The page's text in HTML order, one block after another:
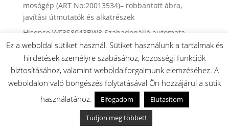
mosógép (ART No:20013534)– robbantott ábra,
javítási útmutatók és alkatrészek
Hisense WF3S8043BW3 Szabadonálló automata
mosógép (ART No:20013533) – robbantott ábra,
javítási útmutatók és alkatrészek
Hisense WF3S9043BW3 Szabadonálló automata
mosógép (ART No:20013532)– robbantott ábra,
javítási útmutatók és alkatrészek
Gorenje WC48G4BG4 Borhűtő (ART No:20013868) –
robbantott ábra, javítási útmutatók és alkatrészek
Ez a weboldal sütiket használ. Sütiket használunk a tartalmak és
hirdetések személyre szabásához, közösségi funkciók
biztosításához, valamint weboldalforgalmunk elemzéséhez. A
weboldalon való böngészés folytatásával Ön hozzájárul a sütik
használatához.
Elfogadom
Elutasítom
Tudjon meg többet!